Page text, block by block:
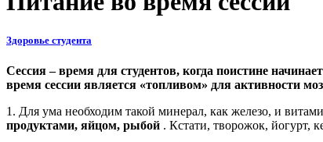
Здоровье студента
Сессия – время для студентов, когда поистине
время сессии является «топливом» для активности
1. Для ума необходим такой минерал, как железо, и
продуктами, яйцом, рыбой . Кстати, творожок, йогурт,